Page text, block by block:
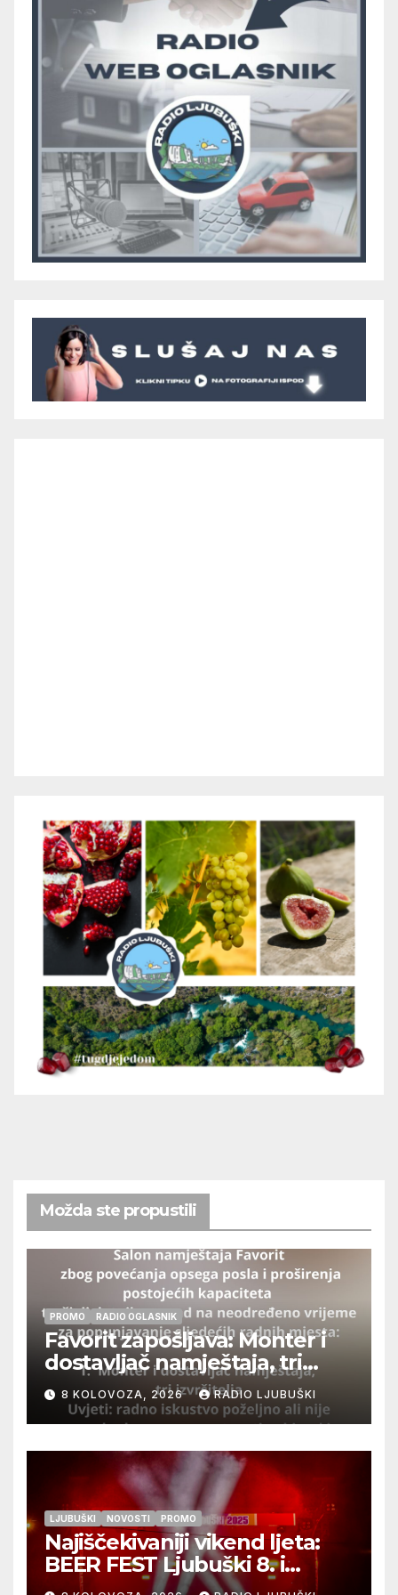
Možda ste propustili
PROMO RADIO OGLASNIK
Favorit zapošljava: Monter i
dostavljač namještaja, tri
izvršitelja
8 KOLOVOZA, 2026 RADIO LJUBUŠKI
LJUBUŠKI NOVOSTI PROMO
Najiščekivaniji vikend ljeta:
BEER FEST Ljubuški 8. i
9.kolovoza